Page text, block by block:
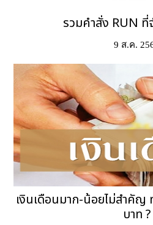
รวมคำสั่ง RUN ที่
9 ส.ค.
เงินเดือนมาก-น้อยไม่สำคั
บาท ?